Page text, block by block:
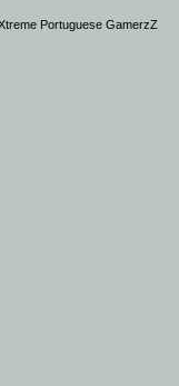
Portuguese GamerzZ